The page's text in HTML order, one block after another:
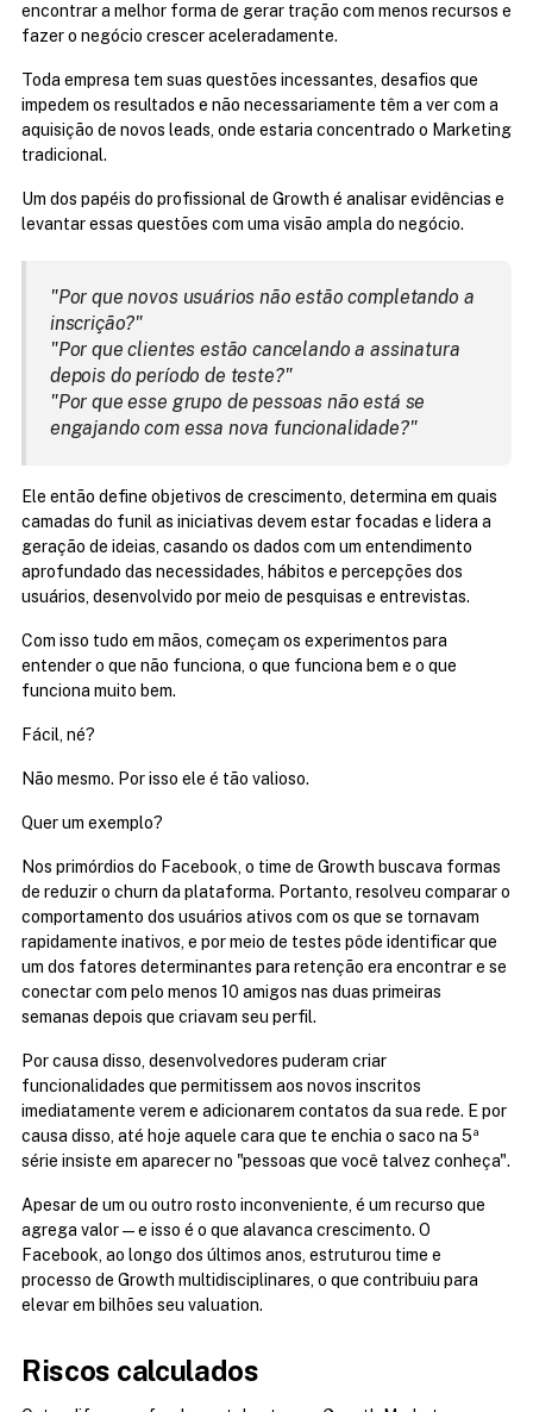
encontrar a melhor forma de gerar tração com menos recursos e
fazer o negócio crescer aceleradamente.
Toda empresa tem suas questões incessantes, desafios que
impedem os resultados e não necessariamente têm a ver com a
aquisição de novos leads, onde estaria concentrado o Marketing
tradicional.
Um dos papéis do profissional de Growth é analisar evidências e
levantar essas questões com uma visão ampla do negócio.
"Por que novos usuários não estão completando a
inscrição?"
"Por que clientes estão cancelando a assinatura
depois do período de teste?"
"Por que esse grupo de pessoas não está se
engajando com essa nova funcionalidade?"
Ele então define objetivos de crescimento, determina em quais
camadas do funil as iniciativas devem estar focadas e lidera a
geração de ideias, casando os dados com um entendimento
aprofundado das necessidades, hábitos e percepções dos
usuários, desenvolvido por meio de pesquisas e entrevistas.
Com isso tudo em mãos, começam os experimentos para
entender o que não funciona, o que funciona bem e o que
funciona muito bem.
Fácil, né?
Não mesmo. Por isso ele é tão valioso.
Quer um exemplo?
Nos primórdios do Facebook, o time de Growth buscava formas
de reduzir o churn da plataforma. Portanto, resolveu comparar o
comportamento dos usuários ativos com os que se tornavam
rapidamente inativos, e por meio de testes pôde identificar que
um dos fatores determinantes para retenção era encontrar e se
conectar com pelo menos 10 amigos nas duas primeiras
semanas depois que criavam seu perfil.
Por causa disso, desenvolvedores puderam criar
funcionalidades que permitissem aos novos inscritos
imediatamente verem e adicionarem contatos da sua rede. E por
causa disso, até hoje aquele cara que te enchia o saco na 5ª
série insiste em aparecer no "pessoas que você talvez conheça".
Apesar de um ou outro rosto inconveniente, é um recurso que
agrega valor — e isso é o que alavanca crescimento. O
Facebook, ao longo dos últimos anos, estruturou time e
processo de Growth multidisciplinares, o que contribuiu para
elevar em bilhões seu valuation.
Riscos calculados